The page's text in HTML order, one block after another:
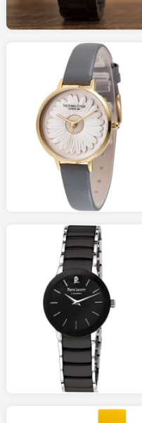
49.00
AMAZON.fr
179.00
MONTREANDCO.com